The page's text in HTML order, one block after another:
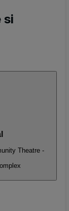
si
Theatre -